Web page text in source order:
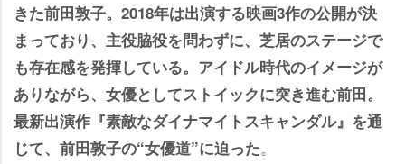
きた前田敦子。2018年は出演する映画3作の公開が決
まっており、主役脇役を問わずに、芝居のステージで
も存在感を発揮している。アイドル時代のイメージが
ありながら、女優としてストイックに突き進む前田。
最新出演作『素敵なダイナマイトスキャンダル』を通
じて、前田敦子の“女優道”に迫った。